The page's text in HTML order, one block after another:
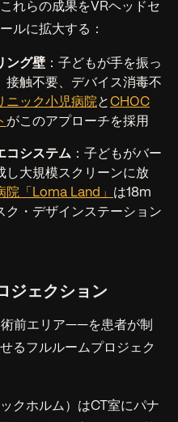
れらの成果をVRヘッドセ
ルに拡大する：
ング壁 ：子どもが手を振っ
接触不要、デバイス消毒不
ニック小児病院と CHOC
がこのアプローチを採用
コシステム ：子どもがバー
し大規模スクリーンに放
院「Loma Land」 は18m
ク・デザインステーション
ジェクション
前エリア——を患者が制
るフルルームプロジェク
ックホルム）はCT室にパナ